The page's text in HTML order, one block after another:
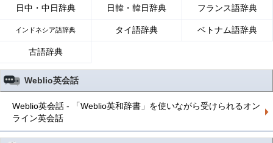
日中・中日辞典 日韓・韓日辞典 フランス語辞典
インドネシア語辞典 タイ語辞典 ベトナム語辞典
古語辞典
Weblio英会話
Weblio英会話 - 「Weblio英和辞書」を使いながら受けられるオン
ライン英会話